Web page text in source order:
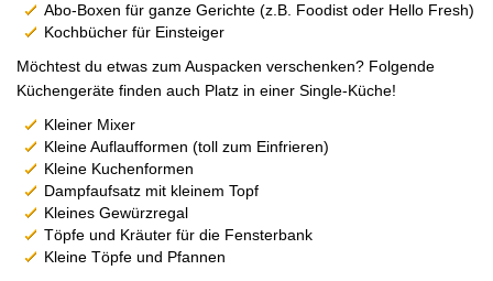
Abo-Boxen für ganze Gerichte (z.B. Foodist oder Hello Fresh)
Kochbücher für Einsteiger
Möchtest du etwas zum Auspacken verschenken? Folgende
Küchengeräte finden auch Platz in einer Single-Küche!
Kleiner Mixer
Kleine Auflaufformen (toll zum Einfrieren)
Kleine Kuchenformen
Dampfaufsatz mit kleinem Topf
Kleines Gewürzregal
Töpfe und Kräuter für die Fensterbank
Kleine Töpfe und Pfannen